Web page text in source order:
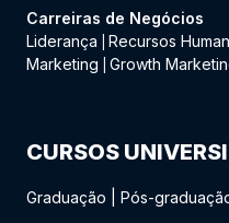
Carreiras de Negócios
Liderança
Recursos
Marketing
Growth
CURSOS
Graduação Pós-